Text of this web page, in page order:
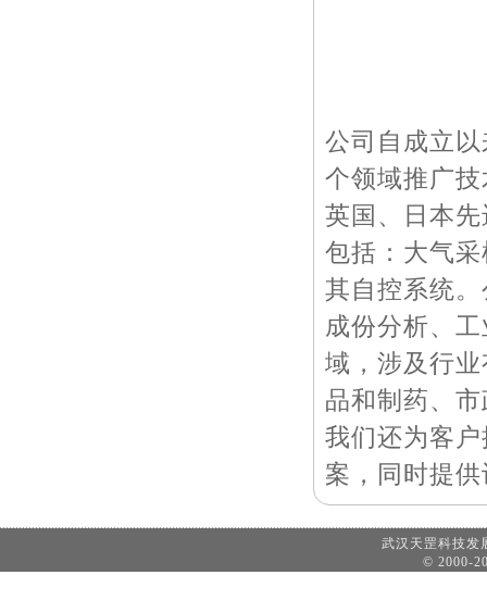
公司自成立
个领域推广
英国、日本
包括：大气
其自控系统
成份分析、
域，涉及行
品和制药、
我们还为客
案，同时提
武汉天罡科技
© 2000-